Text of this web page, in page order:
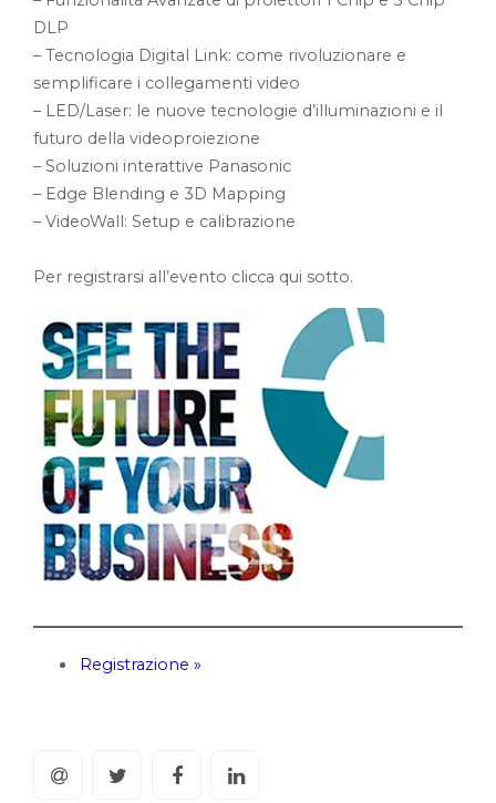
DLP
– Tecnologia Digital Link: come rivoluzionare e
semplificare i collegamenti video
– LED/Laser: le nuove tecnologie d’illuminazioni e il
futuro della videoproiezione
– Soluzioni interattive Panasonic
– Edge Blending e 3D Mapping
– VideoWall: Setup e calibrazione
Per registrarsi all’evento clicca qui sotto.
Registrazione »